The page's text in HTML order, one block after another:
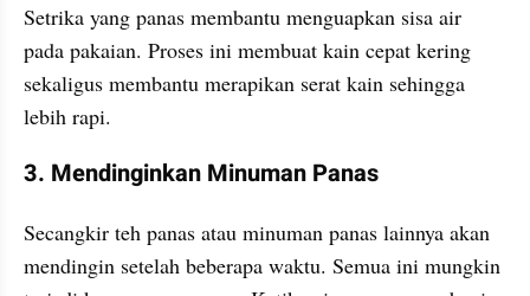
Setrika yang panas membantu menguapkan sisa air
pada pakaian. Proses ini membuat kain cepat kering
sekaligus membantu merapikan serat kain sehingga
lebih rapi.
3. Mendinginkan Minuman Panas
Secangkir teh panas atau minuman panas lainnya akan
mendingin setelah beberapa waktu. Semua ini mungkin